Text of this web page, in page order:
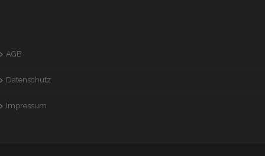
AGB
Datenschutz
Impressum